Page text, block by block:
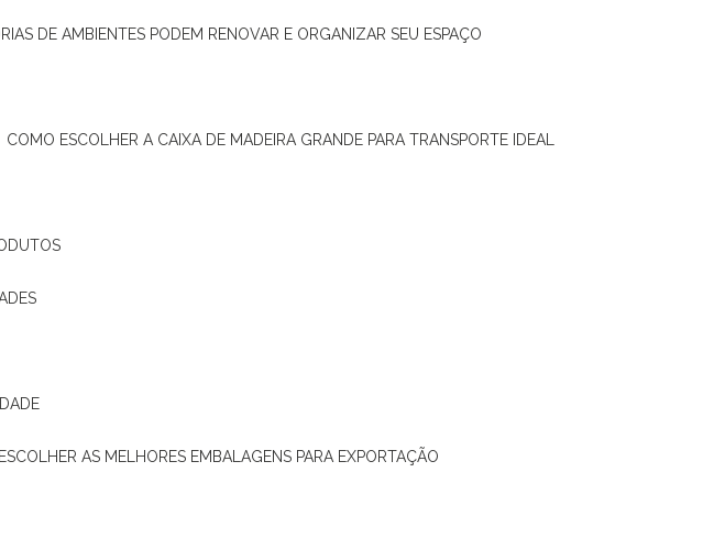
DE AMBIENTES PODEM RENOVAR E ORGANIZAR SEU ESPAÇO
COMO ESCOLHER A CAIXA DE MADEIRA GRANDE PARA TRANSPORTE IDEAL
ESCOLHER AS MELHORES EMBALAGENS PARA EXPORTAÇÃO